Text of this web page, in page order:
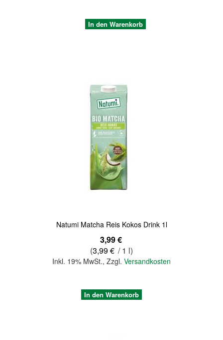
In den Warenkorb
Natumi Matcha Reis Kokos Drink 1l
3,99 €
(3,99 € / 1 l)
Inkl. 19% MwSt., Zzgl. Versandkosten
In den Warenkorb